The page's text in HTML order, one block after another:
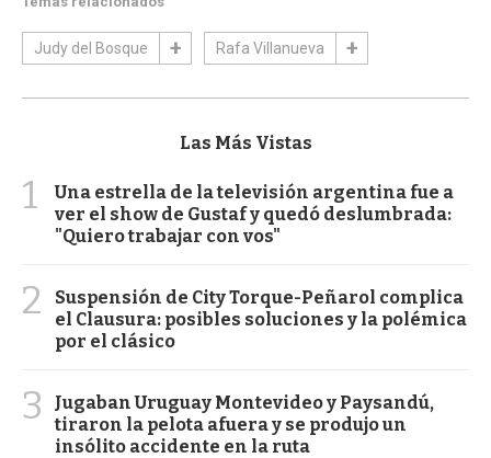
Judy del Bosque Rafa Villanueva
Las Más Vistas
1
Una estrella de la televisión argentina fue a
ver el show de Gustaf y quedó deslumbrada:
"Quiero trabajar con vos"
2
Suspensión de City Torque-Peñarol complica
el Clausura: posibles soluciones y la polémica
por el clásico
3
Jugaban Uruguay Montevideo y Paysandú,
tiraron la pelota afuera y se produjo un
insólito accidente en la ruta